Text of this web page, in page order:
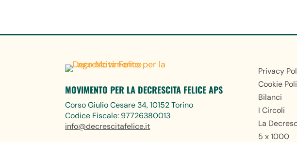
MOVIMENTO PER LA DECRESCITA FELICE APS
Corso Giulio Cesare 34, 10152 Torino
Codice Fiscale: 97726380013
info@decrescitafelice.it
Privacy
Cookie
Bilanci
I Circoli
La
5 x 1000